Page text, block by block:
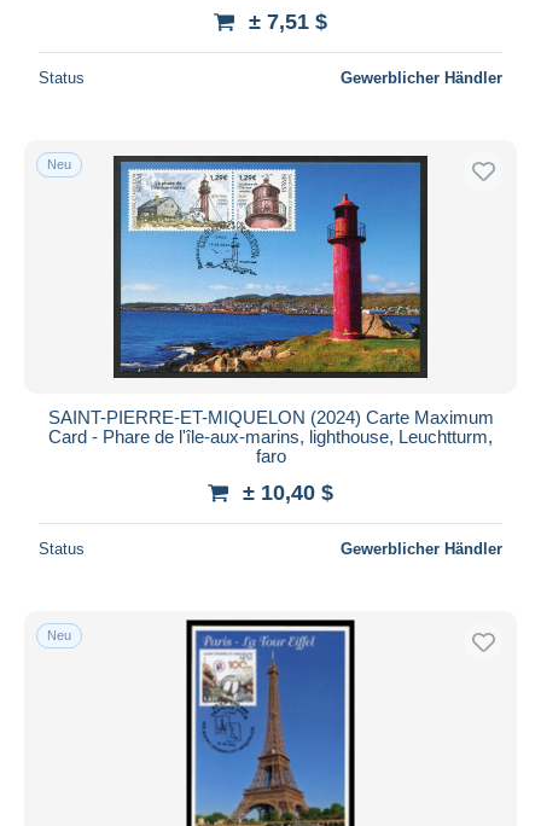
± 7,51 $
Status Gewerblicher Händler
Neu
SAINT-PIERRE-ET-MIQUELON (2024) Carte Maximum
Card - Phare de l'île-aux-marins, lighthouse, Leuchtturm,
faro
± 10,40 $
Status Gewerblicher Händler
Neu